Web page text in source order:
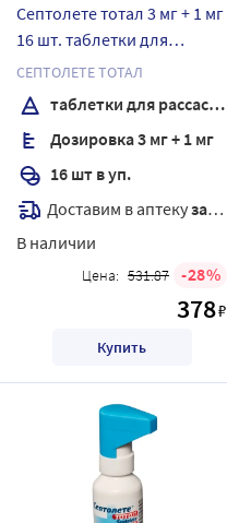
Септолете тотал 3 мг + 1 мг
16 шт. таблетки для
рассасывания вкус
эвкалипт
СЕПТОЛЕТЕ ТОТАЛ
таблетки для рассасывания
Дозировка 3 мг + 1 мг
16 шт в уп.
Доставим в аптекузавтра
В наличии
Цена: 531.87 28
378₽
Купить